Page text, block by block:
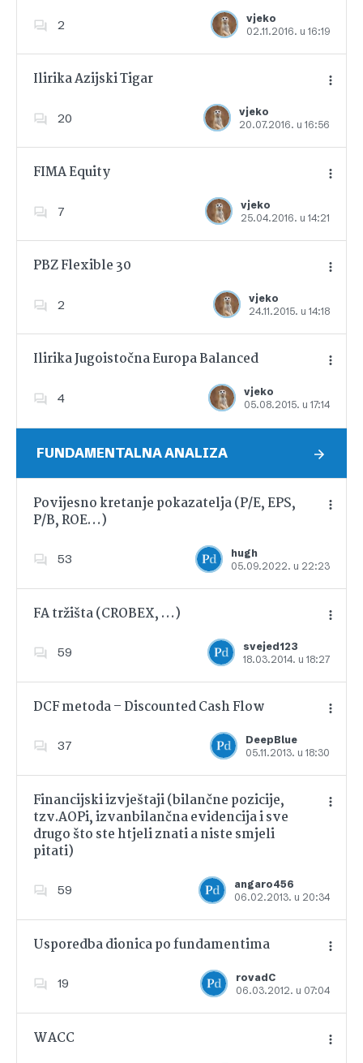
2
vjeko
02.11.2016. u 16:19
Dodajte u favorite
Ilirika Azijski Tigar
20
vjeko
20.07.2016. u 16:56
Dodajte u favorite
FIMA Equity
7
vjeko
25.04.2016. u 14:21
Dodajte u favorite
PBZ Flexible 30
2
vjeko
24.11.2015. u 14:18
Dodajte u favorite
Ilirika Jugoistočna Europa Balanced
4
vjeko
05.08.2015. u 17:14
Dodajte u favorite
FUNDAMENTALNA ANALIZA
Povijesno kretanje pokazatelja (P/E, EPS,
P/B, ROE…)
53
hugh
05.09.2022. u 22:23
Dodajte u favorite
FA tržišta (CROBEX, …)
59
svejed123
18.03.2014. u 18:27
Dodajte u favorite
DCF metoda – Discounted Cash Flow
37
DeepBlue
05.11.2013. u 18:30
Dodajte u favorite
Financijski izvještaji (bilančne pozicije,
tzv.AOPi, izvanbilančna evidencija i sve
drugo što ste htjeli znati a niste smjeli
pitati)
59
angaro456
06.02.2013. u 20:34
Usporedba dionica po fundamentima
19
rovadC
06.03.2012. u 07:04
Dodajte u favorite
WACC